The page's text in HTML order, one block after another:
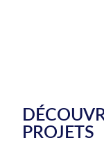
PROJETS